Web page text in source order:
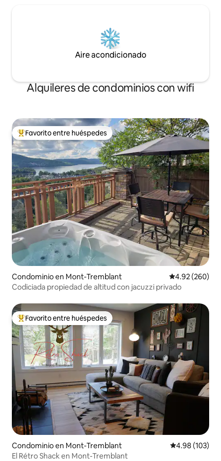
Aire acondicionado
Alquileres de condominios con wifi
De los mejores en Favorito entre huéspedes
Favorito entre huéspedes
Condominio en Mont-Tremblant Calificación
4.92 (260)
Codiciada propiedad de altitud con jacuzzi privado
De los mejores en Favorito entre huéspedes
Favorito entre huéspedes
Condominio en Mont-Tremblant Calificación
4.98 (103)
El Rétro Shack en Mont-Tremblant